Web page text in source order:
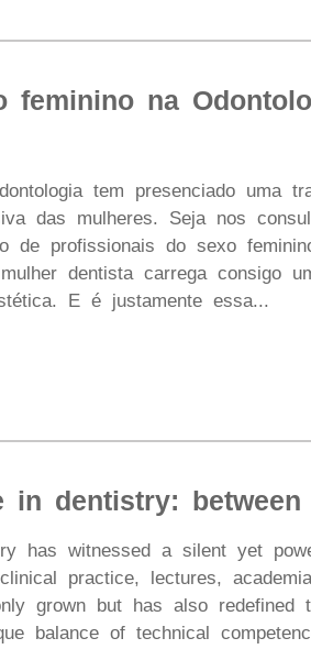
feminino na
tem presenciado uma
das mulheres. Seja nos
de profissionais do sexo
dentista carrega consigo
E é justamente essa...
in dentistry:
has witnessed a silent yet
practice, lectures,
grown but has also
balance of technical